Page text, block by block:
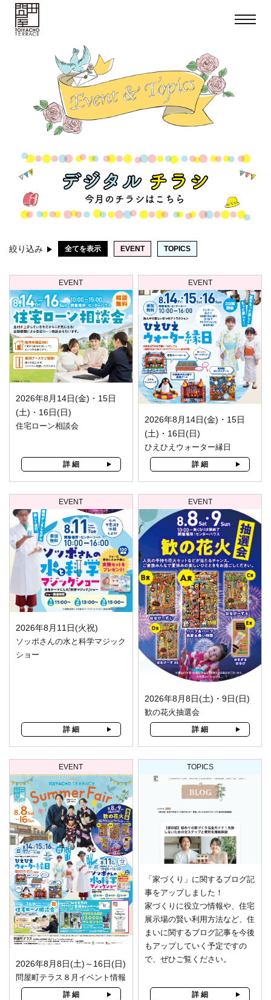
toggle
絞り込み 全てを表示 EVENT TOPICS
EVENT
2026年8月14日(金)・15日
(土)・16日(日)
住宅ローン相談会
詳 細
EVENT
2026年8月14日(金)・15日
(土)・16日(日)
ひえひえウォーター縁日
詳 細
EVENT
2026年8月11日(火祝)
ソッポさんの水と科学マジック
ショー
詳 細
EVENT
2026年8月8日(土)・9日(日)
歓の花火抽選会
詳 細
EVENT
2026年8月8日(土)～16日(日)
問屋町テラス８月イベント情報
詳 細
TOPICS
「家づくり」に関するブログ記
事をアップしました！
家づくりに役立つ情報や、住宅
展示場の賢い利用方法など、住
まいに関するブログ記事を今後
もアップしていく予定ですの
で、ぜひご覧ください。
詳 細